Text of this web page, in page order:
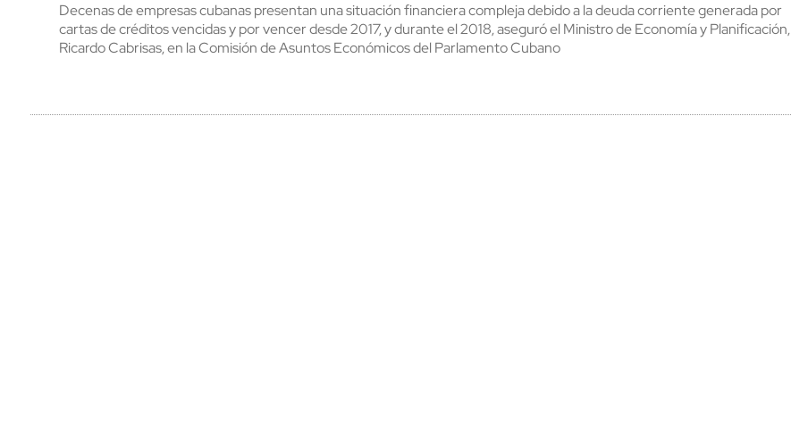
Decenas de empresas cubanas presentan una situación financiera compleja debido a la deuda corriente generada por
cartas de créditos vencidas y por vencer desde 2017, y durante el 2018, aseguró el Ministro de Economía y Planificación,
Ricardo Cabrisas, en la Comisión de Asuntos Económicos del Parlamento Cubano